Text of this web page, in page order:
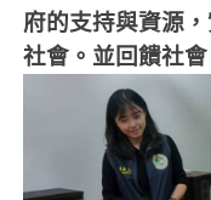
府的支持與資源
社會。並回饋社會